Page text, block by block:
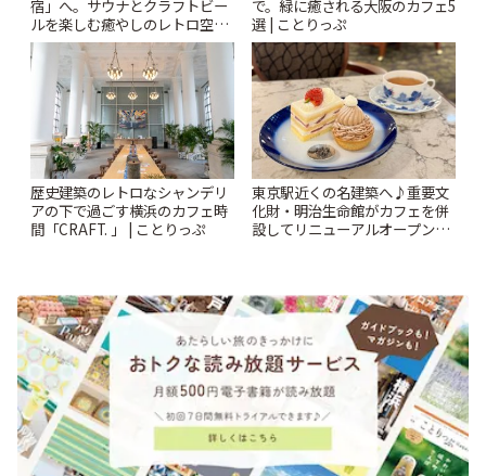
宿」へ。サウナとクラフトビー
ルを楽しむ癒やしのレトロ空間
| ことりっぷ
で。緑に癒される大阪のカフェ5
選 | ことりっぷ
歴史建築のレトロなシャンデリ
アの下で過ごす横浜のカフェ時
間「CRAFT. 」 | ことりっぷ
東京駅近くの名建築へ♪重要文
化財・明治生命館がカフェを併
設してリニューアルオープン